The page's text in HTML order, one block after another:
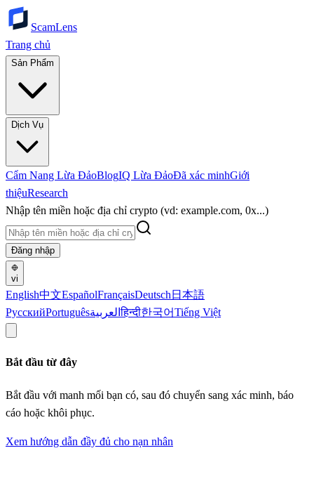
ScamLens
Trang chủ
Sản Phẩm
Dịch Vụ
Cẩm Nang Lừa ĐảoBlogIQ Lừa ĐảoĐã xác minhGiới
thiệuResearch
Nhập tên miền hoặc địa chỉ crypto (vd: example.com, 0x...)
Đăng nhập
vi
English中文EspañolFrançaisDeutsch 日本語
РусскийPortuguêsالعربيةहिन्दी한국어Tiếng Việt
Bắt đầu từ đây
Bắt đầu với manh mối bạn có, sau đó chuyển sang xác minh, báo
cáo hoặc khôi phục.
Xem hướng dẫn đầy đủ cho nạn nhân